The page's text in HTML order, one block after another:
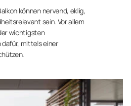
können nervend, eklig,
sein. Vor allem
wichtigsten
mittels einer